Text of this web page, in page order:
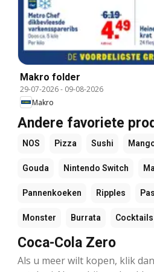
Makro folder
29-07-2026- 09-08-2026
Makro
Andere favoriete
NOS Pizza Sushi
Gouda Nintendo Switch
Pannenkoeken Ripples
Monster Burrata Cocktails
Coca-Cola Zero
Als u meer wilt kopen, klik